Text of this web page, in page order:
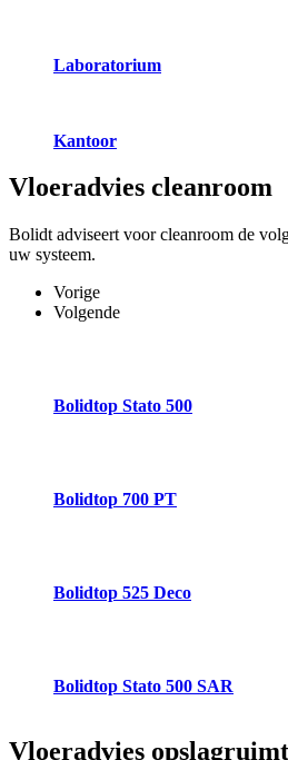
Laboratorium
Kantoor
Vloeradvies cleanroom
Bolidt adviseert voor cleanroom de
uw systeem.
Vorige
Volgende
Bolidtop Stato 500
Bolidtop 700 PT
Bolidtop 525 Deco
Bolidtop Stato 500 SAR
Vloeradvies